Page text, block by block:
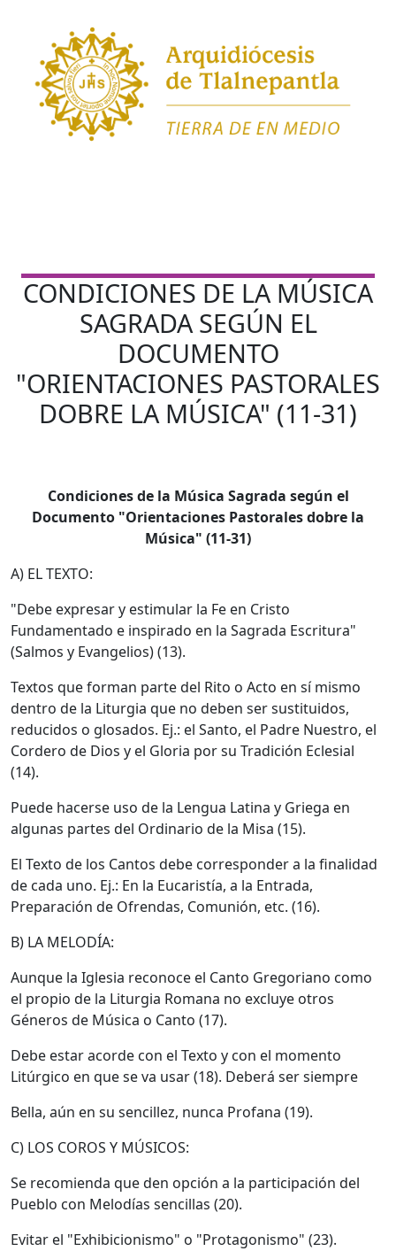
CONDICIONES DE LA MÚSICA
SAGRADA SEGÚN EL
DOCUMENTO
"ORIENTACIONES PASTORALES
DOBRE LA MÚSICA" (11-31)
Condiciones de la Música Sagrada según el
Documento "Orientaciones Pastorales dobre la
Música" (11-31)
A) EL TEXTO:
"Debe expresar y estimular la Fe en Cristo
Fundamentado e inspirado en la Sagrada Escritura"
(Salmos y Evangelios) (13).
Textos que forman parte del Rito o Acto en sí mismo
dentro de la Liturgia que no deben ser sustituidos,
reducidos o glosados. Ej.: el Santo, el Padre Nuestro, el
Cordero de Dios y el Gloria por su Tradición Eclesial
(14).
Puede hacerse uso de la Lengua Latina y Griega en
algunas partes del Ordinario de la Misa (15).
El Texto de los Cantos debe corresponder a la finalidad
de cada uno. Ej.: En la Eucaristía, a la Entrada,
Preparación de Ofrendas, Comunión, etc. (16).
B) LA MELODÍA:
Aunque la Iglesia reconoce el Canto Gregoriano como
el propio de la Liturgia Romana no excluye otros
Géneros de Música o Canto (17).
Debe estar acorde con el Texto y con el momento
Litúrgico en que se va usar (18). Deberá ser siempre
Bella, aún en su sencillez, nunca Profana (19).
C) LOS COROS Y MÚSICOS:
Se recomienda que den opción a la participación del
Pueblo con Melodías sencillas (20).
Evitar el "Exhibicionismo" o "Protagonismo" (23).